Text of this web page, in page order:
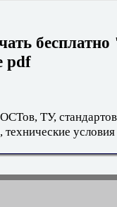
pdf
ТУ,
технические условия